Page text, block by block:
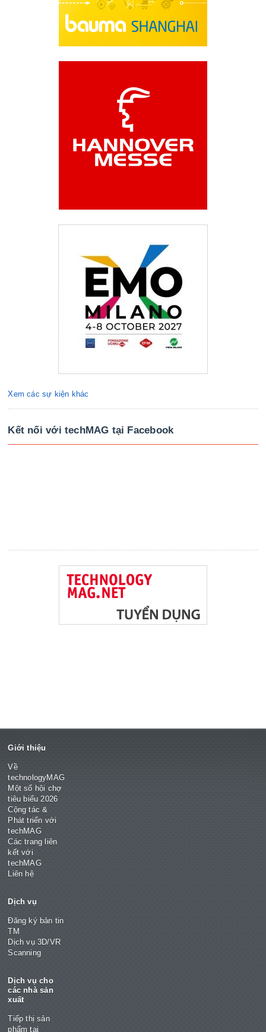
Xem các sự kiện khác
Kết nối với techMAG tại Facebook
Giới thiệu
Về
technologyMAG
Một số hội chợ
tiêu biểu 2026
Cộng tác &
Phát triển với
techMAG
Các trang liên
kết với
techMAG
Liên hệ
Dịch vụ
Đăng ký bản tin
TM
Dịch vụ 3D/VR
Scanning
Dịch vụ cho
các nhà sản
xuất
Tiếp thị sản
phẩm tại